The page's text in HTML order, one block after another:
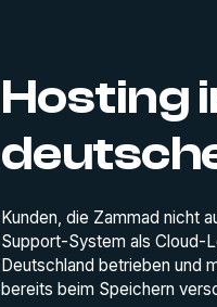
Hosting
Kunden, die Zammad nicht
Support-System als Cloud-
Deutschland betrieben und
bereits beim Speichern